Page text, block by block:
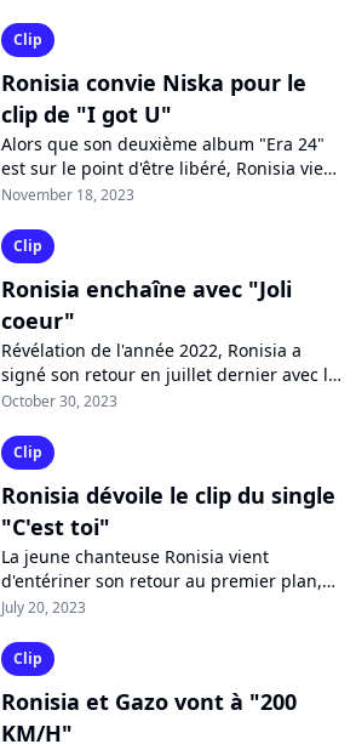
Clip
Ronisia convie Niska pour le
clip de "I got U"
Alors que son deuxième album "Era 24"
est sur le point d'être libéré, Ronisia vient
de frapper un grand coup en partageant
November 18, 2023
Clip
Ronisia enchaîne avec "Joli
coeur"
Révélation de l'année 2022, Ronisia a
signé son retour en juillet dernier avec le
single "C'est toi". Aujourd'hui, la jeune
October 30, 2023
Clip
Ronisia dévoile le clip du single
"C'est toi"
La jeune chanteuse Ronisia vient
d'entériner son retour au premier plan,
après la parution de son premier projet
single...
July 20, 2023
Clip
Ronisia et Gazo vont à "200
KM/H"